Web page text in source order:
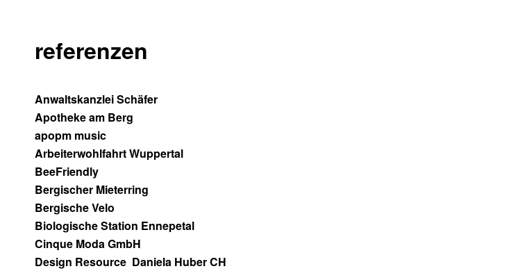
referenzen
Anwaltskanzlei Schäfer
Apotheke am Berg
apopm music
Arbeiterwohlfahrt Wuppertal
BeeFriendly
Bergischer Mieterring
Bergische Velo
Biologische Station Ennepetal
Cinque Moda GmbH
Design Resource Daniela Huber CH